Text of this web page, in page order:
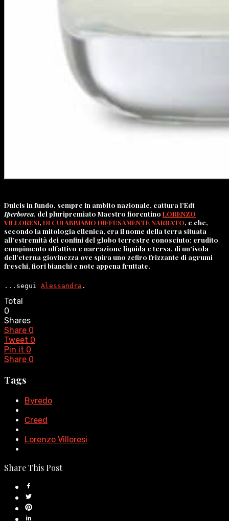
Dulcis in fundo, sempre in ambito nazionale, cattura l’Edt
Iperborea, del pluripremiato Maestro fiorentino LORENZO
VILLORESI, DI CUI ABBIAMO DIFFUSAMENTE NARRATO, e che,
secondo la mitologia ellenica, era il nome della terra situata
all’estremità dei confini del globo terrestre conosciuto; erudito
compimento olfattivo e narrazione liquida e tersa, di un’isola
dell’eterna giovinezza ove spira uno zefiro frizzante di agrumi
freschi, fiori bianchi e note appena fruttate.
...segui Alessandra .
Total
0
Shares
Share 0
Tweet 0
Pin it 0
Share 0
Tags
Byredo
Creed
Lorenzo Villoresi
Share This Post